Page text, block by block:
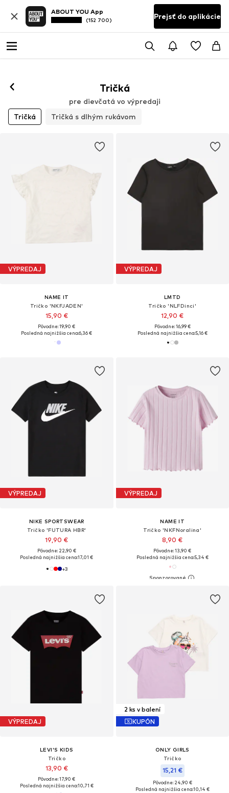
ABOUT YOU App
(152 700) Prejsť do aplikácie
Tričká
pre dievčatá vo výpredaji
Tričká
Tričká s dlhým rukávom
VÝPREDAJ
NAME IT
Tričko 'NKFJADEN'
15,90 €
Pôvodne: 19,90 €
Posledná najnižšia cena:6,36 €
VÝPREDAJ
LMTD
Tričko 'NLFDinci'
12,90 €
Pôvodne: 16,99 €
Posledná najnižšia cena:5,16 €
VÝPREDAJ
NIKE SPORTSWEAR
Tričko 'FUTURA HBR'
19,90 €
Pôvodne: 22,90 €
Posledná najnižšia cena:17,01 €
+3
VÝPREDAJ
NAME IT
Tričko 'NKFNoralina'
8,90 €
Pôvodne: 13,90 €
Posledná najnižšia cena:5,34 €
VÝPREDAJ
LEVI'S KIDS
Tričko
13,90 €
Pôvodne: 17,90 €
Posledná najnižšia cena:10,71 €
2 ks v balení
KUPÓN
ONLY GIRLS
Tričko
15,21 €
Pôvodne: 24,90 €
Posledná najnižšia cena:10,14 €